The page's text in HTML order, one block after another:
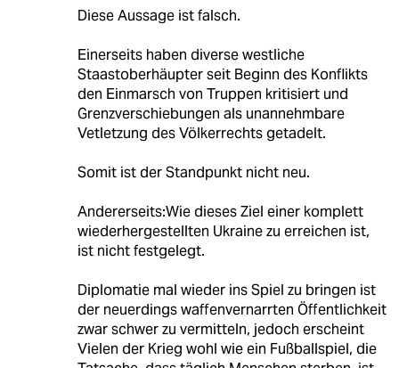
Diese Aussage ist falsch.
Einerseits haben diverse westliche
Staastoberhäupter seit Beginn des Konflikts
den Einmarsch von Truppen kritisiert und
Grenzverschiebungen als unannehmbare
Vetletzung des Völkerrechts getadelt.
Somit ist der Standpunkt nicht neu.
Andererseits:Wie dieses Ziel einer komplett
wiederhergestellten Ukraine zu erreichen ist,
ist nicht festgelegt.
Diplomatie mal wieder ins Spiel zu bringen ist
der neuerdings waffenvernarrten Öffentlichkeit
zwar schwer zu vermitteln, jedoch erscheint
Vielen der Krieg wohl wie ein Fußballspiel, die